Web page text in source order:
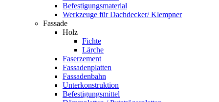
Befestigungsmaterial
Werkzeuge für Dachdecker/ Klempner
Fassade
Holz
Fichte
Lärche
Faserzement
Fassadenplatten
Fassadenbahn
Unterkonstruktion
Befestigungsmittel